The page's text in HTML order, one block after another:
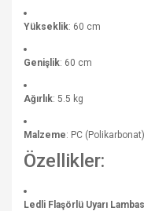
Yükseklik: 60 cm
Genişlik: 60 cm
Ağırlık: 5.5 kg
Malzeme: PC (Polikarbonat)
Özellikler:
Ledli Flaşörlü Uyarı